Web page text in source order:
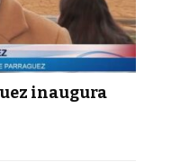
inaugura